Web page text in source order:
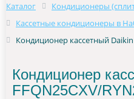
Каталог
Кондиционеры
Кассетные кондиционеры в
Кондиционер кассетный Daikin
Кондиционер
FFQN25CXV/